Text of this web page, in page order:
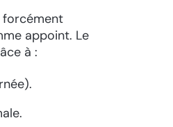
forcément
appoint. Le
à :